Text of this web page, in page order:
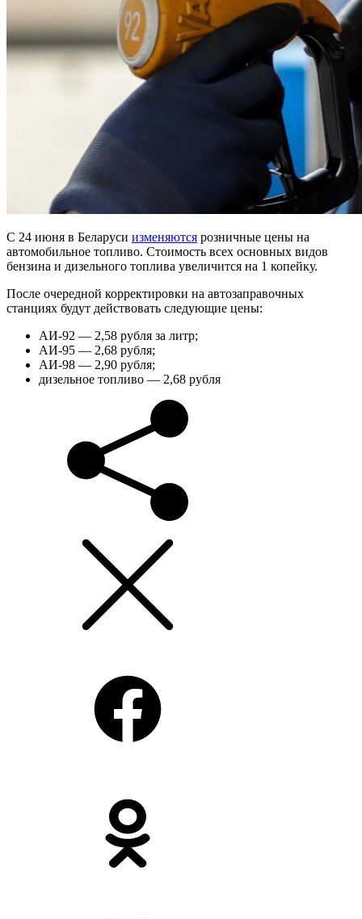
С 24 июня в Беларуси изменяются розничные цены на
автомобильное топливо. Стоимость всех основных видов
бензина и дизельного топлива увеличится на 1 копейку.
После очередной корректировки на автозаправочных
станциях будут действовать следующие цены:
АИ-92 — 2,58 рубля за литр;
АИ-95 — 2,68 рубля;
АИ-98 — 2,90 рубля;
дизельное топливо — 2,68 рубля